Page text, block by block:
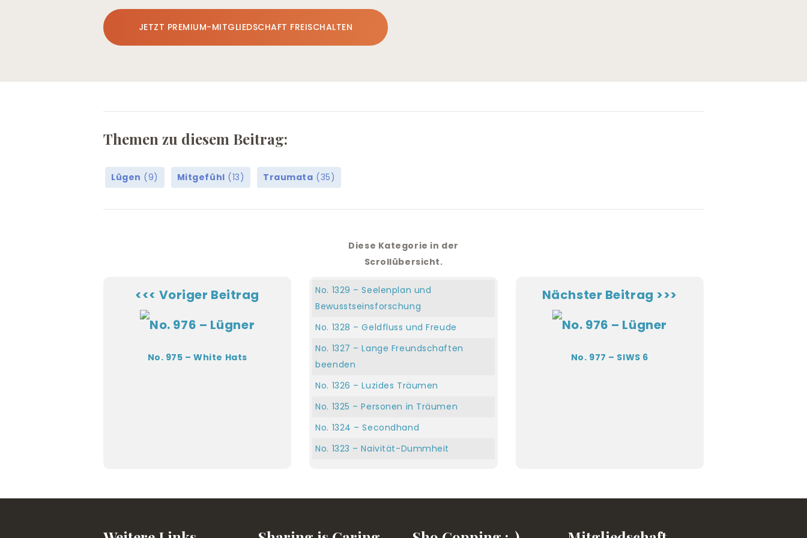
JETZT PREMIUM-MITGLIEDSCHAFT FREISCHALTEN
Themen zu diesem Beitrag:
Lügen (9) Mitgefühl (13) Traumata (35)
Diese Kategorie in der
Scrollübersicht.
<<< Voriger Beitrag
No. 975 – White Hats
No. 1329 – Seelenplan und
Bewusstseinsforschung
No. 1328 – Geldfluss und Freude
No. 1327 – Lange Freundschaften
beenden
No. 1326 – Luzides Träumen
No. 1325 – Personen in Träumen
No. 1324 – Secondhand
No. 1323 – Naivität-Dummheit
Dienst am Nächsten, Wer bin ich &
Nächster Beitrag >>>
No. 977 – SIWS 6